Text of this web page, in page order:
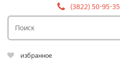
(3822) 50-95-35
избранное